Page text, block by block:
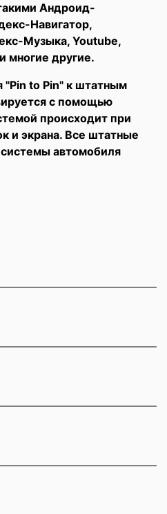
Андроид-
Навигатор,
Музыка, Youtube,
многие другие.
to Pin" к штатным
с помощью
происходит при
и экрана. Все штатные
автомобиля